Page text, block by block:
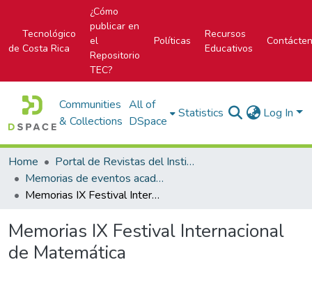
Tecnológico
de Costa Rica
¿Cómo
publicar en
el
Repositorio
TEC?
Políticas
Recursos
Educativos
Communities
& Collections
All of
DSpace
Statistics Log In
Home
Portal de Revistas del Instituto Tecnológico de Costa Rica
Memorias de eventos académicos TEC
Memorias IX Festival Internacional de Matemática
Memorias IX Festival Internacional
de Matemática